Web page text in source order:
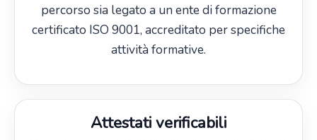
percorso sia legato a un ente di formazione
certificato ISO 9001, accreditato per specifiche
attività formative.
Attestati verificabili